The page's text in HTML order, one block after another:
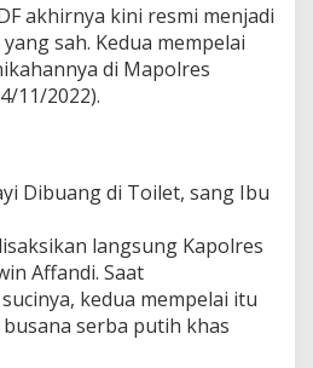
akhirnya kini resmi menjadi
sah. Kedua mempelai
di Mapolres
11/2022).
Dibuang di Toilet, sang Ibu
langsung Kapolres
Affandi. Saat
kedua mempelai itu
serba putih khas